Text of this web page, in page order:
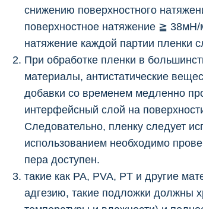
снижению поверхностного
поверхностное натяжение ≧
натяжение каждой партии пленки
При обработке пленки в
материалы, антистатические
добавки со временем медленно
интерфейсный слой на
Следовательно, пленку следует
использованием необходимо
пера доступен.
такие как PA, PVA, PT и другие
адгезию, такие подложки должны